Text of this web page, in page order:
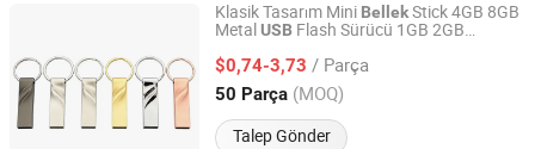
Klasik Tasarım Mini BellekStick 4GB 8GB
MetalUSB Flash Sürücü 1GB 2GB
$0,74-3,73 / Parça
50 Parça (MOQ)
Talep Gönder
Shenzhen Infinite Technology Co., Ltd.
Guangdong, China Fiyat 2026